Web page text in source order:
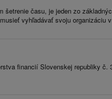
šetrenie času, je jeden zo
vyhľadávať svoju organizáciu
financií Slovenskej republiky